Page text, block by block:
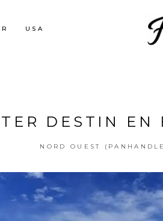
USA
DESTIN EN
NORD OUEST